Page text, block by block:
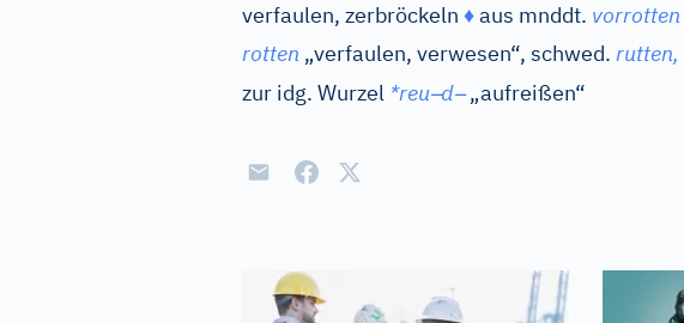
verfaulen, zerbröckeln ♦aus mnddt. vorrotten
rotten „verfaulen, verwesen“, schwed. rutten,
zur idg. Wurzel *reu–d–„aufreißen“